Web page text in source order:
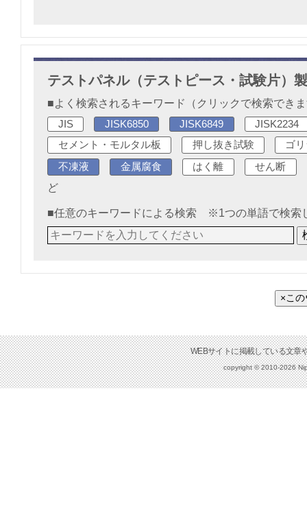
テストパネル（テストピース・試験片）
■よく検索されるキーワード（クリックで検索で
JIS JISK6850 JISK6849
JISK2234
セメント・モルタル板
押し抜き試験 ゴ
不凍液 金属腐食 はく離 せん断
ど
■任意のキーワードによる検索 ※1つの単語で検索
×こ
copyright © 2010-2026